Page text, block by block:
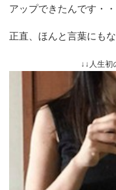
アップできたんです・・
正直、ほんと言葉にもな
↓↓人生初